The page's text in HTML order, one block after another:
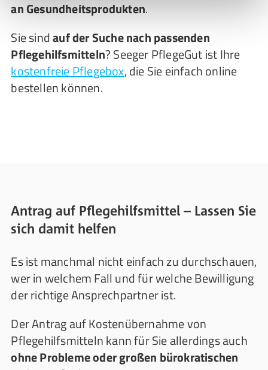
an Gesundheitsprodukten.
Sie sindauf der Suche nach passenden
Pflegehilfsmitteln? Seeger PflegeGut ist Ihre
kostenfreie Pflegebox, die Sie einfach online
bestellen können.
Antrag auf Pflegehilfsmittel – Lassen Sie
sich damit helfen
Es ist manchmal nicht einfach zu durchschauen,
wer in welchem Fall und für welche Bewilligung
der richtige Ansprechpartner ist.
Der Antrag auf Kostenübernahme von
Pflegehilfsmitteln kann für Sie allerdings auch
ohne Probleme oder großen bürokratischen